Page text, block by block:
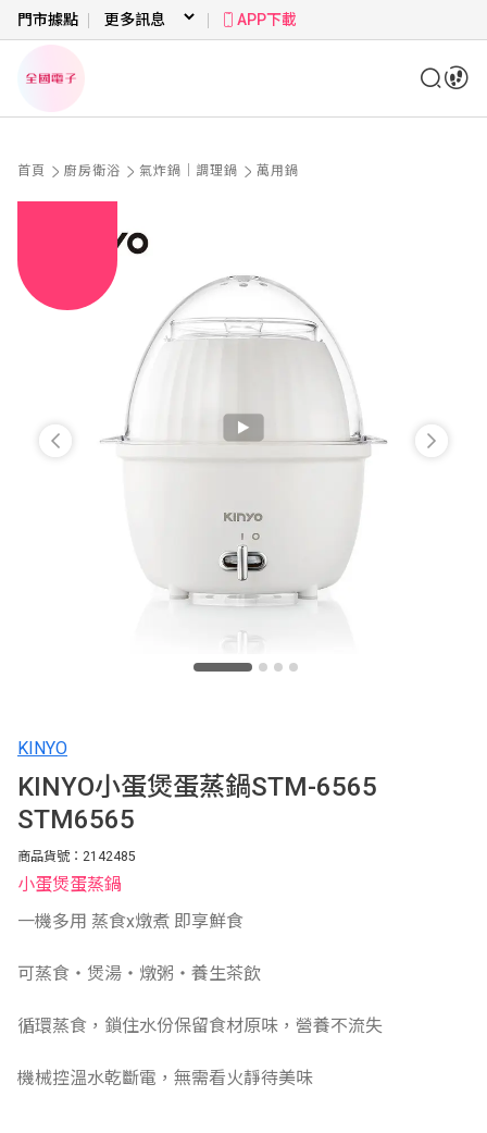
門市據點 APP下載
首頁 廚房衛浴 氣炸鍋｜調理鍋 萬用鍋
KINYO
KINYO小蛋煲蛋蒸鍋STM-6565
STM6565
商品貨號：2142485
小蛋煲蛋蒸鍋
一機多用 蒸食x燉煮 即享鮮食
可蒸食‧煲湯‧燉粥‧養生茶飲
循環蒸食，鎖住水份保留食材原味，營養不流失
機械控溫水乾斷電，無需看火靜待美味